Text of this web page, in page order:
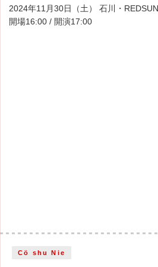
2024年11月30日（土） 石川・REDSUN
開場16:00 / 開演17:00
Cö shu Nie